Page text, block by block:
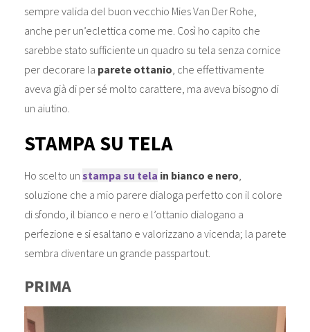
sempre valida del buon vecchio Mies Van Der Rohe,
anche per un’eclettica come me. Così ho capito che
sarebbe stato sufficiente un quadro su tela senza cornice
per decorare la parete ottanio, che effettivamente
aveva già di per sé molto carattere, ma aveva bisogno di
un aiutino.
STAMPA SU TELA
Ho scelto un stampa su tela in bianco e nero,
soluzione che a mio parere dialoga perfetto con il colore
di sfondo, il bianco e nero e l’ottanio dialogano a
perfezione e si esaltano e valorizzano a vicenda; la parete
sembra diventare un grande passpartout.
PRIMA